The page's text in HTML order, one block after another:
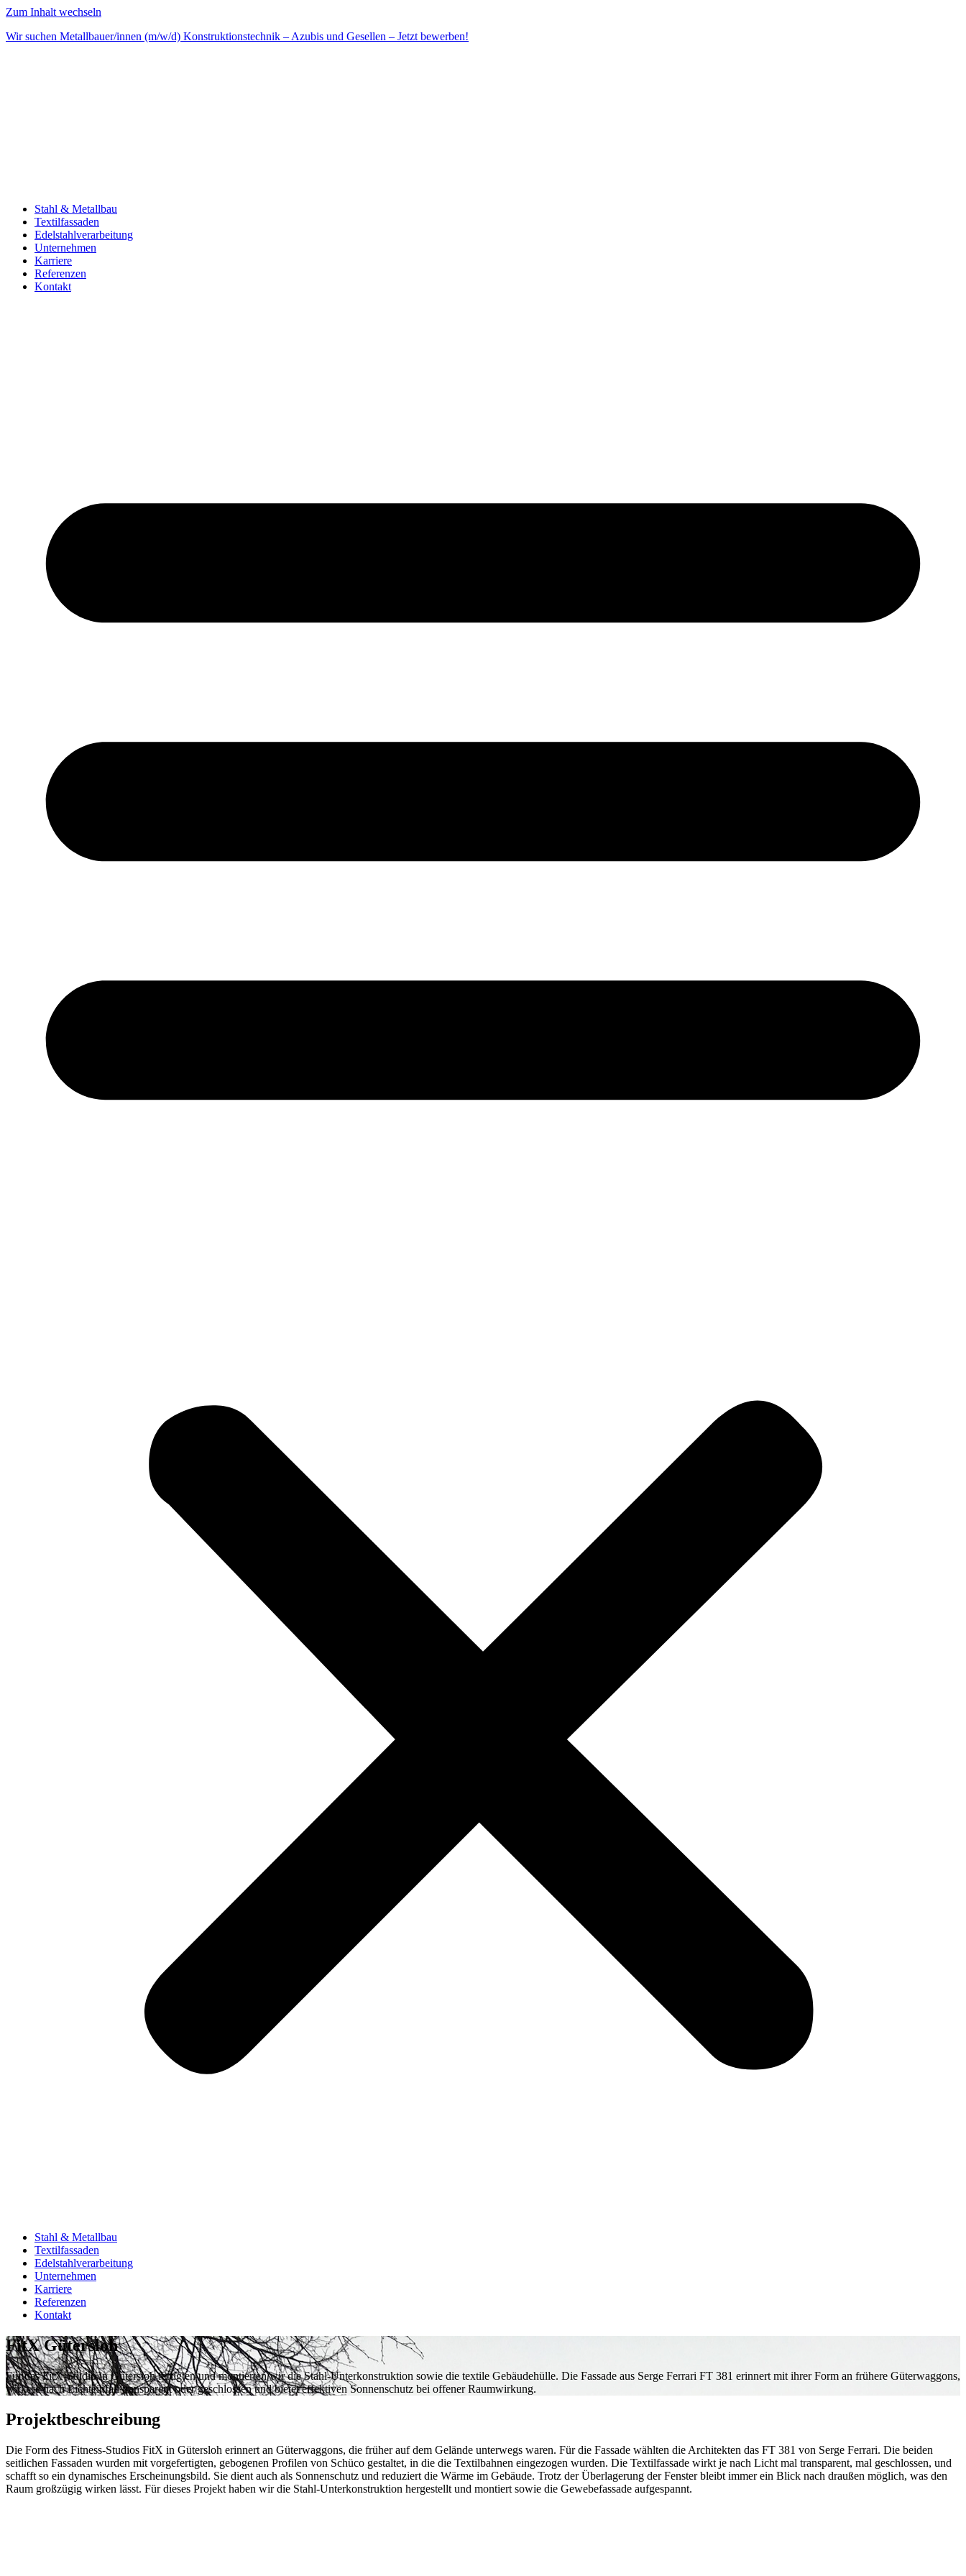
Zum Inhalt wechseln
Wir suchen Metallbauer/innen (m/w/d) Konstruktionstechnik – Azubis und Gesellen – Jetzt bewerben!
Stahl & Metallbau
Textilfassaden
Edelstahlverarbeitung
Unternehmen
Karriere
Referenzen
Kontakt
Stahl & Metallbau
Textilfassaden
Edelstahlverarbeitung
Unternehmen
Karriere
Referenzen
Kontakt
FitX Gütersloh
Für das FitX-Studio in Gütersloh fertigten und montierten wir die Stahl-Unterkonstruktion sowie die textile Gebäudehülle. Die Fassade aus Serge Ferrari FT 381 erinnert mit ihrer Form an frühere Güterwaggons,
wirkt je nach Lichteinfall transparent oder geschlossen und bietet effektiven Sonnenschutz bei offener Raumwirkung.
Projektbeschreibung
Die Form des Fitness-Studios FitX in Gütersloh erinnert an Güterwaggons, die früher auf dem Gelände unterwegs waren. Für die Fassade wählten die Architekten das FT 381 von Serge Ferrari. Die beiden
seitlichen Fassaden wurden mit vorgefertigten, gebogenen Profilen von Schüco gestaltet, in die die Textilbahnen eingezogen wurden. Die Textilfassade wirkt je nach Licht mal transparent, mal geschlossen, und
schafft so ein dynamisches Erscheinungsbild. Sie dient auch als Sonnenschutz und reduziert die Wärme im Gebäude. Trotz der Überlagerung der Fenster bleibt immer ein Blick nach draußen möglich, was den
Raum großzügig wirken lässt. Für dieses Projekt haben wir die Stahl-Unterkonstruktion hergestellt und montiert sowie die Gewebefassade aufgespannt.